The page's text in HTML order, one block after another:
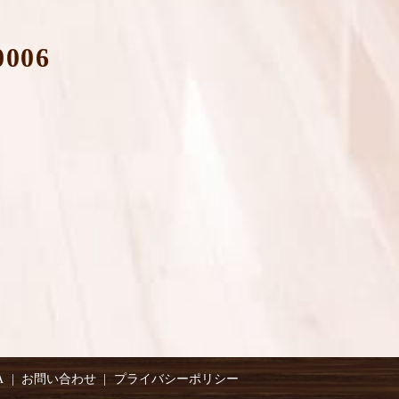
お問い合わせ プライバシーポリシー